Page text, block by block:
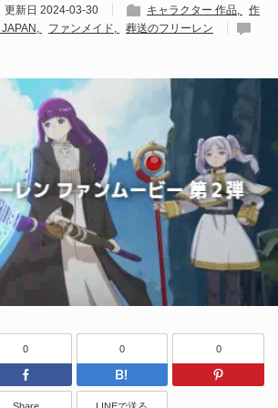
更新日 2024-03-30 キャラクター 作品
作
ファンメイド
葬送のフリーレン
Twitter
0
Facebook
0
はてなブッ
0